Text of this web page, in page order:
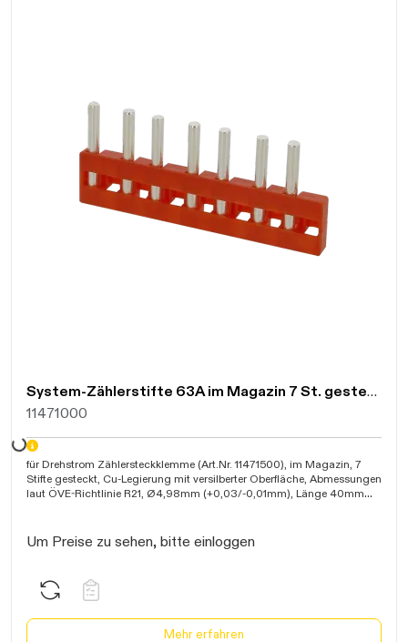
System-Zählerstifte 63A im Magazin 7 St. gesteckt gemäß ÖVE R21
11471000
Daten werden geladen. Bitte warten...
für Drehstrom Zählersteckklemme (Art.Nr. 11471500), im Magazin, 7
Stifte gesteckt, Cu-Legierung mit versilberter Oberfläche, Abmessungen
laut ÖVE-Richtlinie R21, Ø4,98mm (+0,03/-0,01mm), Länge 40mm
Um Preise zu sehen, bitte einloggen
Mehr erfahren